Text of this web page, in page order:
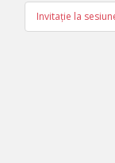
Invitație la